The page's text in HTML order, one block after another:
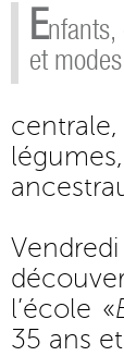
Enfants,
et
l’école «
35 ans